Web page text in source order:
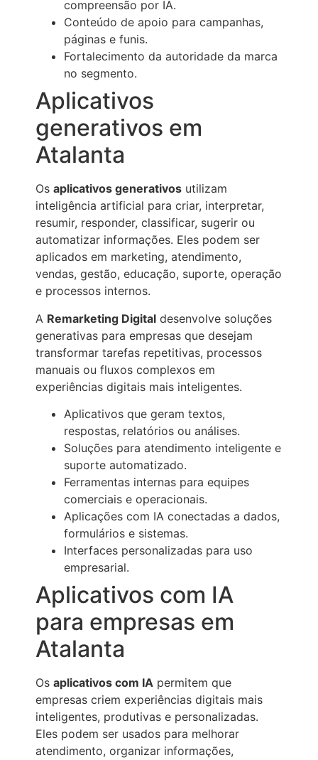
compreensão por IA.
Conteúdo de apoio para campanhas,
páginas e funis.
Fortalecimento da autoridade da marca
no segmento.
Aplicativos
generativos em
Atalanta
Os aplicativos generativos utilizam
inteligência artificial para criar, interpretar,
resumir, responder, classificar, sugerir ou
automatizar informações. Eles podem ser
aplicados em marketing, atendimento,
vendas, gestão, educação, suporte, operação
e processos internos.
A Remarketing Digital desenvolve soluções
generativas para empresas que desejam
transformar tarefas repetitivas, processos
manuais ou fluxos complexos em
experiências digitais mais inteligentes.
Aplicativos que geram textos,
respostas, relatórios ou análises.
Soluções para atendimento inteligente e
suporte automatizado.
Ferramentas internas para equipes
comerciais e operacionais.
Aplicações com IA conectadas a dados,
formulários e sistemas.
Interfaces personalizadas para uso
empresarial.
Aplicativos com IA
para empresas em
Atalanta
Os aplicativos com IA permitem que
empresas criem experiências digitais mais
inteligentes, produtivas e personalizadas.
Eles podem ser usados para melhorar
atendimento, organizar informações,